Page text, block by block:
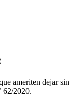
ameriten dejar sin
62/2020.